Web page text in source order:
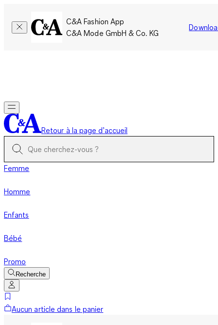
C&A Fashion App
C&A Mode GmbH & Co. KG
Retour à la page d’accueil
Femme
Homme
Enfants
Bébé
Promo
Recherche
Aucun article dans le panier